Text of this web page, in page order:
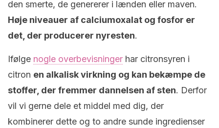
den smerte, de genererer i lænden eller maven.
Høje niveauer af calciumoxalat og fosfor er
det, der producerer nyresten.
Ifølge nogle overbevisninger har citronsyren i
citron en alkalisk virkning og kan bekæmpe de
stoffer, der fremmer dannelsen af sten. Derfor
vil vi gerne dele et middel med dig, der
kombinerer dette og to andre sunde ingredienser